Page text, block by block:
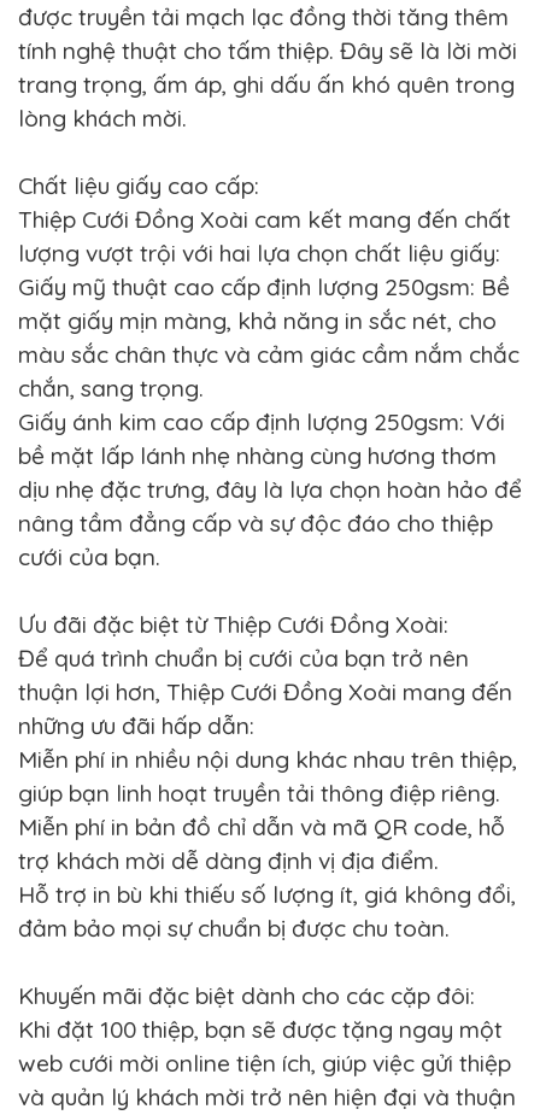
được truyền tải mạch lạc đồng thời tăng thêm
tính nghệ thuật cho tấm thiệp. Đây sẽ là lời mời
trang trọng, ấm áp, ghi dấu ấn khó quên trong
lòng khách mời.
Chất liệu giấy cao cấp:
Thiệp Cưới Đồng Xoài cam kết mang đến chất
lượng vượt trội với hai lựa chọn chất liệu giấy:
Giấy mỹ thuật cao cấp định lượng 250gsm: Bề
mặt giấy mịn màng, khả năng in sắc nét, cho
màu sắc chân thực và cảm giác cầm nắm chắc
chắn, sang trọng.
Giấy ánh kim cao cấp định lượng 250gsm: Với
bề mặt lấp lánh nhẹ nhàng cùng hương thơm
dịu nhẹ đặc trưng, đây là lựa chọn hoàn hảo để
nâng tầm đẳng cấp và sự độc đáo cho thiệp
cưới của bạn.
Ưu đãi đặc biệt từ Thiệp Cưới Đồng Xoài:
Để quá trình chuẩn bị cưới của bạn trở nên
thuận lợi hơn, Thiệp Cưới Đồng Xoài mang đến
những ưu đãi hấp dẫn:
Miễn phí in nhiều nội dung khác nhau trên thiệp,
giúp bạn linh hoạt truyền tải thông điệp riêng.
Miễn phí in bản đồ chỉ dẫn và mã QR code, hỗ
trợ khách mời dễ dàng định vị địa điểm.
Hỗ trợ in bù khi thiếu số lượng ít, giá không đổi,
đảm bảo mọi sự chuẩn bị được chu toàn.
Khuyến mãi đặc biệt dành cho các cặp đôi:
Khi đặt 100 thiệp, bạn sẽ được tặng ngay một
web cưới mời online tiện ích, giúp việc gửi thiệp
và quản lý khách mời trở nên hiện đại và thuận